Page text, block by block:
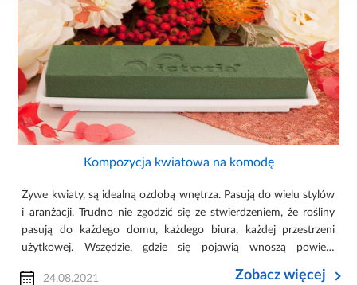
Kompozycja kwiatowa na komodę
Żywe kwiaty, są idealną ozdobą wnętrza. Pasują do wielu stylów
i aranżacji. Trudno nie zgodzić się ze stwierdzeniem, że rośliny
pasują do każdego domu, każdego biura, każdej przestrzeni
użytkowej. Wszędzie, gdzie się pojawią wnoszą powiew
24.08.2021
Zobacz więcej